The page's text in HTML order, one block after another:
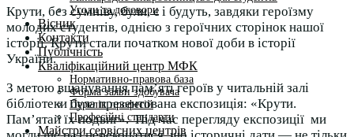
Угоди та договори
Вісник
Контакти
Публічність
Кваліфікаційний центр МФК
Нормативно-правова база
Форма заяви здобувача
Перелік професій
Професійні стандарти
Майстри сервісних центрів
Крути, без сумніву, були, є і будуть, завдяки героїзму
молодих студентів, однією з героїчних сторінок нашої
історії. Крути стали початком нової доби в історії
України.
З метою вшанування пам’яті героїв у читальній залі
бібліотеки була презентована експозиція: «Крути.
Пам’ятай їх подвиг». Під час перегляду експозиції ми